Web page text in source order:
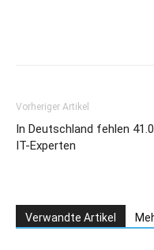
Vorheriger Artikel
In Deutschland fehlen
IT-Experten
Verwandte Artikel